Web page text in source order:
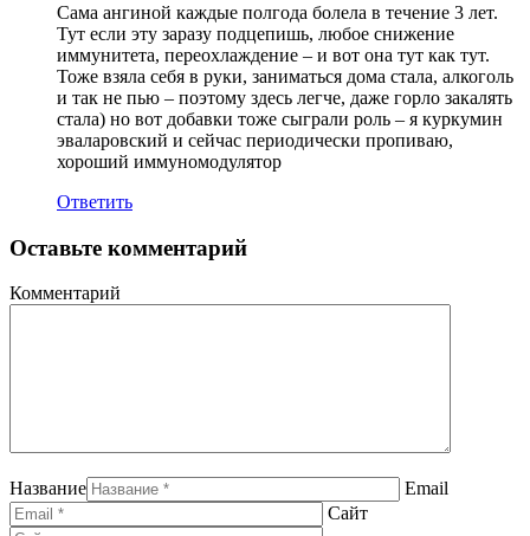
Сама ангиной каждые полгода болела в течение 3 лет.
Тут если эту заразу подцепишь, любое снижение
иммунитета, переохлаждение – и вот она тут как тут.
Тоже взяла себя в руки, заниматься дома стала, алкоголь
и так не пью – поэтому здесь легче, даже горло закалять
стала) но вот добавки тоже сыграли роль – я куркумин
эваларовский и сейчас периодически пропиваю,
хороший иммуномодулятор
Ответить
Оставьте комментарий
Комментарий
Название
Email
Сайт